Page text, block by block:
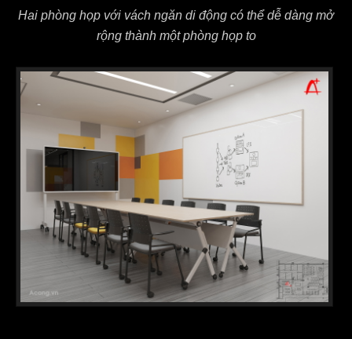
Hai phòng họp với vách ngăn di động có thể dễ dàng mở
rộng thành một phòng họp to